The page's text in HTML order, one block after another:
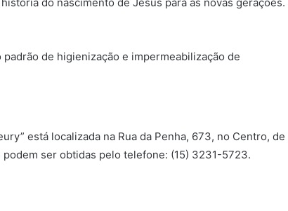
de higienização e impermeabilização de
está localizada na Rua da Penha, 673, no Centro, de
ser obtidas pelo telefone: (15) 3231-5723.